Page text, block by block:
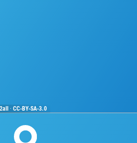
·CC-BY-SA-3.0